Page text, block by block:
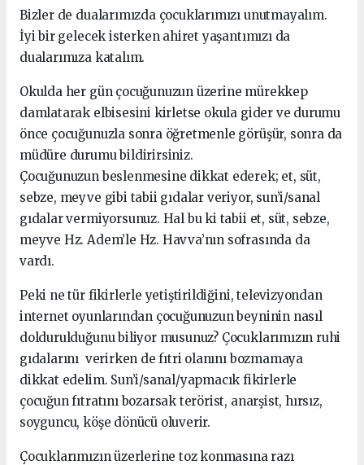
Bizler de dualarımızda çocuklarımızı unutmayalım.
İyi bir gelecek isterken ahiret yaşantımızı da
dualarımıza katalım.
Okulda her gün çocuğunuzun üzerine mürekkep
damlatarak elbisesini kirletse okula gider ve durumu
önce çocuğunuzla sonra öğretmenle görüşür, sonra da
müdüre durumu bildirirsiniz.
Çocuğunuzun beslenmesine dikkat ederek; et, süt,
sebze, meyve gibi tabii gıdalar veriyor, sun’i/sanal
gıdalar vermiyorsunuz. Hal bu ki tabii et, süt, sebze,
meyve Hz. Adem’le Hz. Havva’nın sofrasında da
vardı.
Peki ne tür fikirlerle yetiştirildiğini, televizyondan
internet oyunlarından çocuğunuzun beyninin nasıl
doldurulduğunu biliyor musunuz? Çocuklarımızın ruhi
gıdalarını verirken de fıtri olanını bozmamaya
dikkat edelim. Sun’i/sanal/yapmacık fikirlerle
çocuğun fıtratını bozarsak terörist, anarşist, hırsız,
soyguncu, köşe dönücü oluverir.
Çocuklarımızın üzerlerine toz konmasına razı